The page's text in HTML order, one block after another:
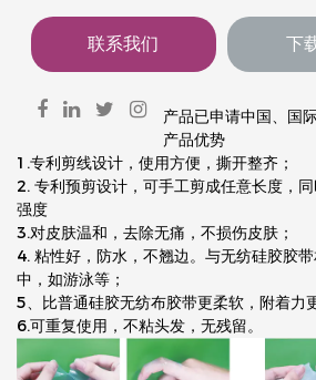
联系我们 下
产品已申请中国、国
产品优势
1.专利剪线设计，使用方便，撕开整齐；
2. 专利预剪设计，可手工剪成任意长度，
强度
3.对皮肤温和，去除无痛，不损伤皮肤；
4. 粘性好，防水，不翘边。与无纺硅胶胶
中，如游泳等；
5、比普通硅胶无纺布胶带更柔软，附着力
6.可重复使用，不粘头发，无残留。